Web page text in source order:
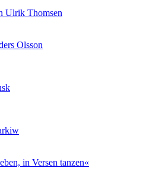
Ulrik Thomsen
Olsson
in Versen tanzen«